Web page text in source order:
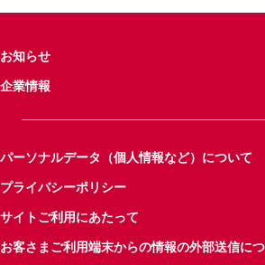
お知らせ
企業情報
パーソナルデータ（個人情報など）について
プライバシーポリシー
サイトご利用にあたって
お客さまご利用端末からの情報の外部送信に